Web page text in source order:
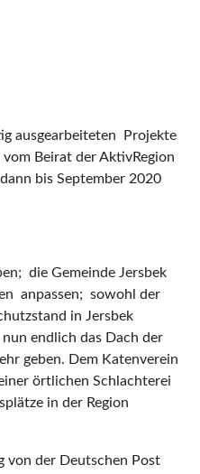
ausgearbeiteten Projekte
Beirat der AktivRegion
bis September 2020
die Gemeinde Jersbek
anpassen; sowohl der
in Jersbek
endlich das Dach der
geben. Dem Katenverein
örtlichen Schlachterei
in der Region
von der Deutschen Post